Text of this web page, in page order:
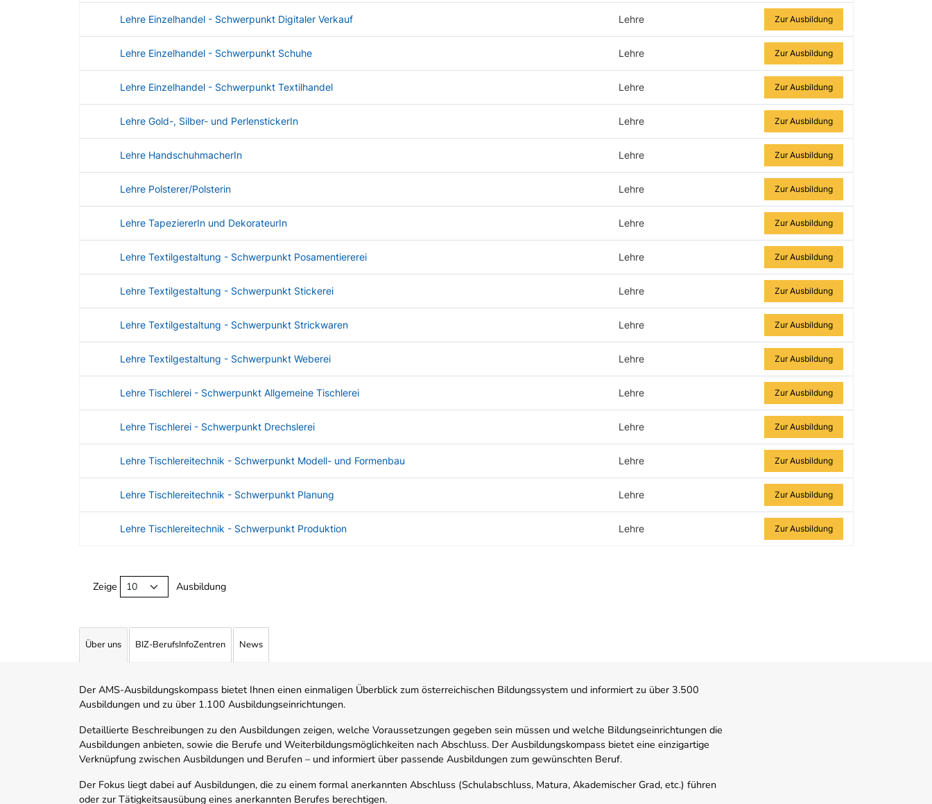
Lehre Einzelhandel - Schwerpunkt Digitaler Verkauf Lehre Zur Ausbildung
Lehre Einzelhandel - Schwerpunkt Schuhe Lehre Zur Ausbildung
Lehre Einzelhandel - Schwerpunkt Textilhandel Lehre Zur Ausbildung
Lehre Gold-, Silber- und PerlenstickerIn Lehre Zur Ausbildung
Lehre HandschuhmacherIn Lehre Zur Ausbildung
Lehre Polsterer/Polsterin Lehre Zur Ausbildung
Lehre TapeziererIn und DekorateurIn Lehre Zur Ausbildung
Lehre Textilgestaltung - Schwerpunkt Posamentiererei Lehre Zur Ausbildung
Lehre Textilgestaltung - Schwerpunkt Stickerei Lehre Zur Ausbildung
Lehre Textilgestaltung - Schwerpunkt Strickwaren Lehre Zur Ausbildung
Lehre Textilgestaltung - Schwerpunkt Weberei Lehre Zur Ausbildung
Lehre Tischlerei - Schwerpunkt Allgemeine Tischlerei Lehre Zur Ausbildung
Lehre Tischlerei - Schwerpunkt Drechslerei Lehre Zur Ausbildung
Lehre Tischlereitechnik - Schwerpunkt Modell- und Formenbau Lehre Zur Ausbildung
Lehre Tischlereitechnik - Schwerpunkt Planung Lehre Zur Ausbildung
Lehre Tischlereitechnik - Schwerpunkt Produktion Lehre Zur Ausbildung
Zeige Ausbildung
Über uns BIZ-BerufsInfoZentren News
Der AMS-Ausbildungskompass bietet Ihnen einen einmaligen Überblick zum österreichischen Bildungssystem und informiert zu über 3.500
Ausbildungen und zu über 1.100 Ausbildungseinrichtungen.
Detaillierte Beschreibungen zu den Ausbildungen zeigen, welche Voraussetzungen gegeben sein müssen und welche Bildungseinrichtungen die
Ausbildungen anbieten, sowie die Berufe und Weiterbildungsmöglichkeiten nach Abschluss. Der Ausbildungskompass bietet eine einzigartige
Verknüpfung zwischen Ausbildungen und Berufen – und informiert über passende Ausbildungen zum gewünschten Beruf.
Der Fokus liegt dabei auf Ausbildungen, die zu einem formal anerkannten Abschluss (Schulabschluss, Matura, Akademischer Grad, etc.) führen
oder zur Tätigkeitsausübung eines anerkannten Berufes berechtigen.